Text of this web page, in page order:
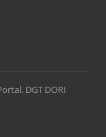
DGT DORI